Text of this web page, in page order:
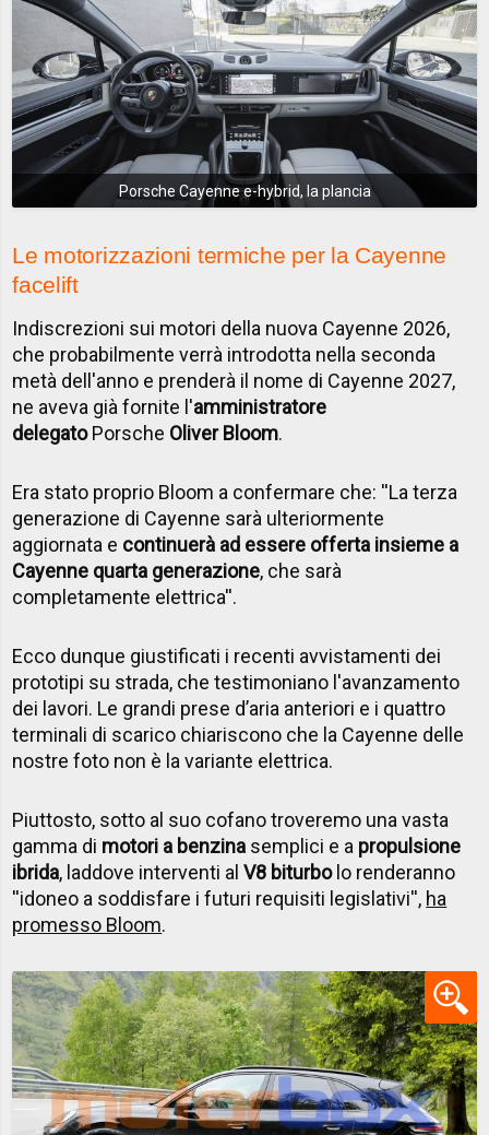
Porsche Cayenne e-hybrid, la plancia
Le motorizzazioni termiche per la Cayenne
facelift
Indiscrezioni sui motori della nuova Cayenne 2026,
che probabilmente verrà introdotta nella seconda
metà dell'anno e prenderà il nome di Cayenne 2027,
ne aveva già fornite l'amministratore
delegatoPorsche Oliver Bloom.
Era stato proprio Bloom a confermare che: ''La terza
generazione di Cayenne sarà ulteriormente
aggiornata e continuerà ad essere offerta insieme a
Cayenne quarta generazione, che sarà
completamente elettrica''.
Ecco dunque giustificati i recenti avvistamenti dei
prototipi su strada, che testimoniano l'avanzamento
dei lavori. Le grandi prese d’aria anteriori e i quattro
terminali di scarico chiariscono che la Cayenne delle
nostre foto non è la variante elettrica.
Piuttosto, sotto al suo cofano troveremo una vasta
gamma di motori a benzina semplici e a propulsione
ibrida, laddove interventi alV8 biturbolo renderanno
''idoneo a soddisfare i futuri requisiti legislativi'', ha
promesso Bloom.